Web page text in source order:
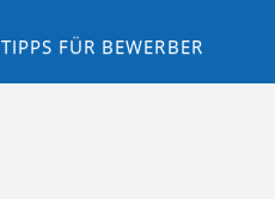
TIPPS FÜR BEWERBER